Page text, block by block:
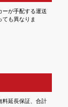
ーが手配する運送
ても異なりま
料延長保証、合計